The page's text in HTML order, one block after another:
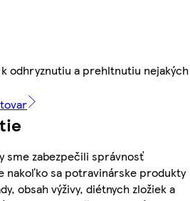
odhryznutiu a prehltnutiu nejakých
sme zabezpečili správnosť
nakoľko sa potravinárske produkty
obsah výživy, diétnych zložiek a